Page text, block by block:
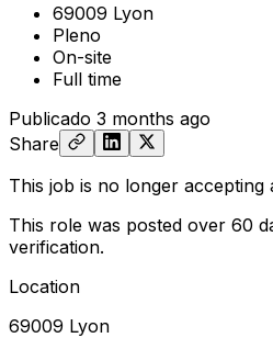
69009 Lyon
Pleno
On-site
Full time
Publicado 3 months ago
Share
This job is no longer accepting
This role was posted over 60
verification.
Location
69009 Lyon